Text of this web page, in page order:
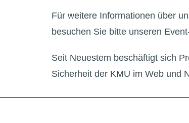
Für weitere Informationen über
besuchen Sie bitte unseren
Seit Neuestem beschäftigt sich
Sicherheit der KMU im Web und